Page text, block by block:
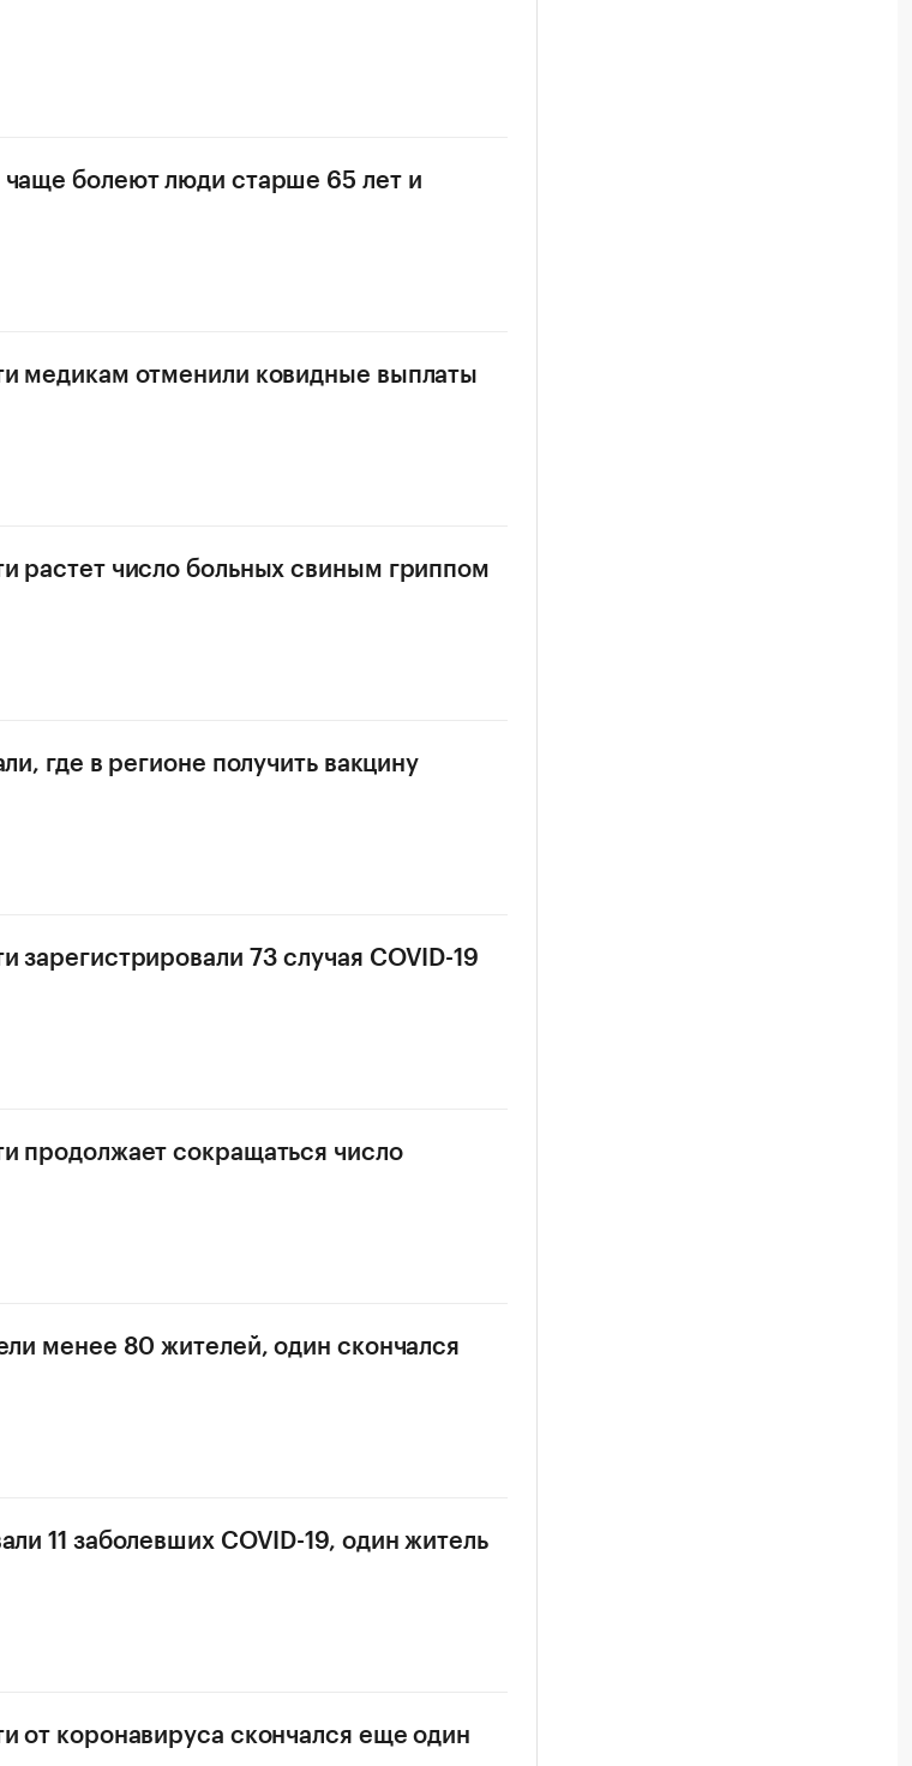
болеют люди старше 65 лет и
медикам отменили ковидные выплаты
растет число больных свиным гриппом
где в регионе получить вакцину
зарегистрировали 73 случая COVID-19
продолжает сокращаться число
менее 80 жителей, один скончался
11 заболевших COVID-19, один житель
от коронавируса скончался еще один